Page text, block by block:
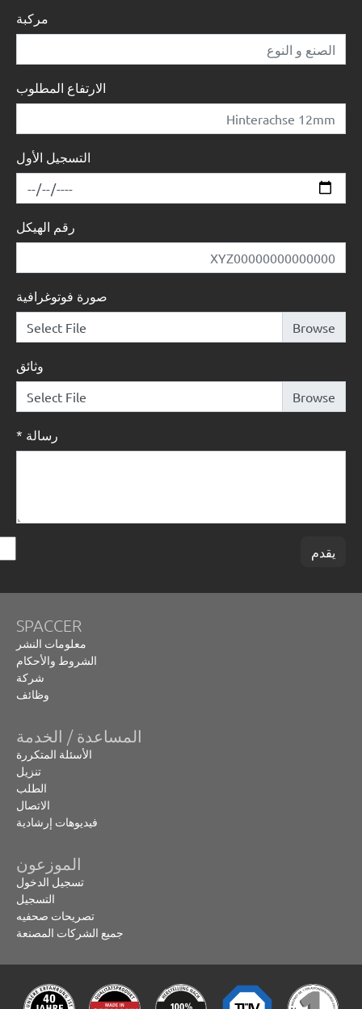
مركبة
الارتفاع المطلوب
التسجيل الأول
رقم الهيكل
صورة فوتوغرافية
Select File
وثائق
Select File
رسالة *
يقدم
SPACCER
معلومات النشر
الشروط والأحكام
شركة
وظائف
المساعدة / الخدمة
الأسئلة المتكررة
تنزيل
الطلب
الاتصال
فيديوهات إرشادية
الموزعون
تسجيل الدخول
التسجيل
تصريحات صحفيه
جميع الشركات المصنعة